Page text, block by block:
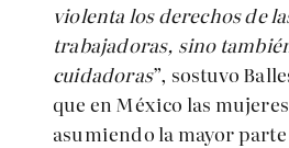
violenta los derechos de
trabajadoras, sino
cuidadoras”, sostuvo
que en México las
asumiendo la mayor parte